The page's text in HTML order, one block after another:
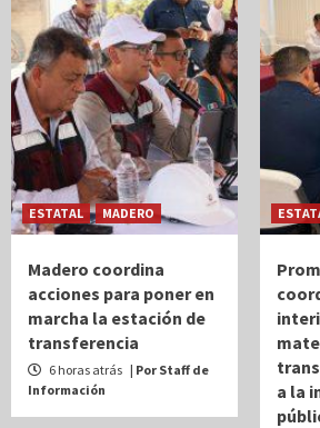
ESTATAL MADERO
Madero coordina
acciones para poner en
marcha la estación de
transferencia
6 horas atrás | Por Staff de
Información
a la